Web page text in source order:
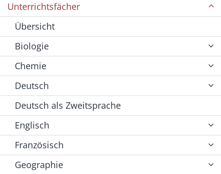
Unterrichtsfächer
Übersicht
Biologie
Chemie
Deutsch
Deutsch als Zweitsprache
Englisch
Französisch
Geographie